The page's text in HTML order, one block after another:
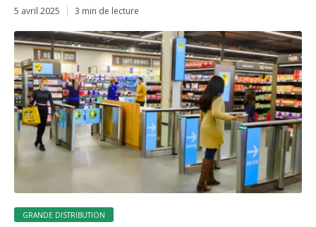
5 avril 2025 3 min de lecture
GRANDE DISTRIBUTION